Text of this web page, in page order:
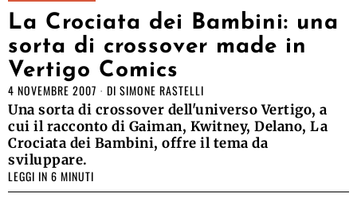
La Crociata dei Bambini: una
sorta di crossover made in
Vertigo Comics
4 NOVEMBRE 2007 DI SIMONE RASTELLI
Una sorta di crossover dell'universo Vertigo, a
cui il racconto di Gaiman, Kwitney, Delano, La
Crociata dei Bambini, offre il tema da
sviluppare.
LEGGI IN 6 MINUTI